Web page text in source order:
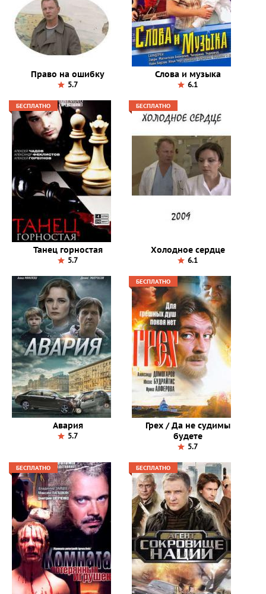
Право на ошибку
5.7
Слова и музыка
6.1
БЕСПЛАТНО
Танец горностая
5.7
БЕСПЛАТНО
Холодное сердце
6.1
Авария
5.7
БЕСПЛАТНО
Грех / Да не судимы
будете
5.7
БЕСПЛАТНО БЕСПЛАТНО